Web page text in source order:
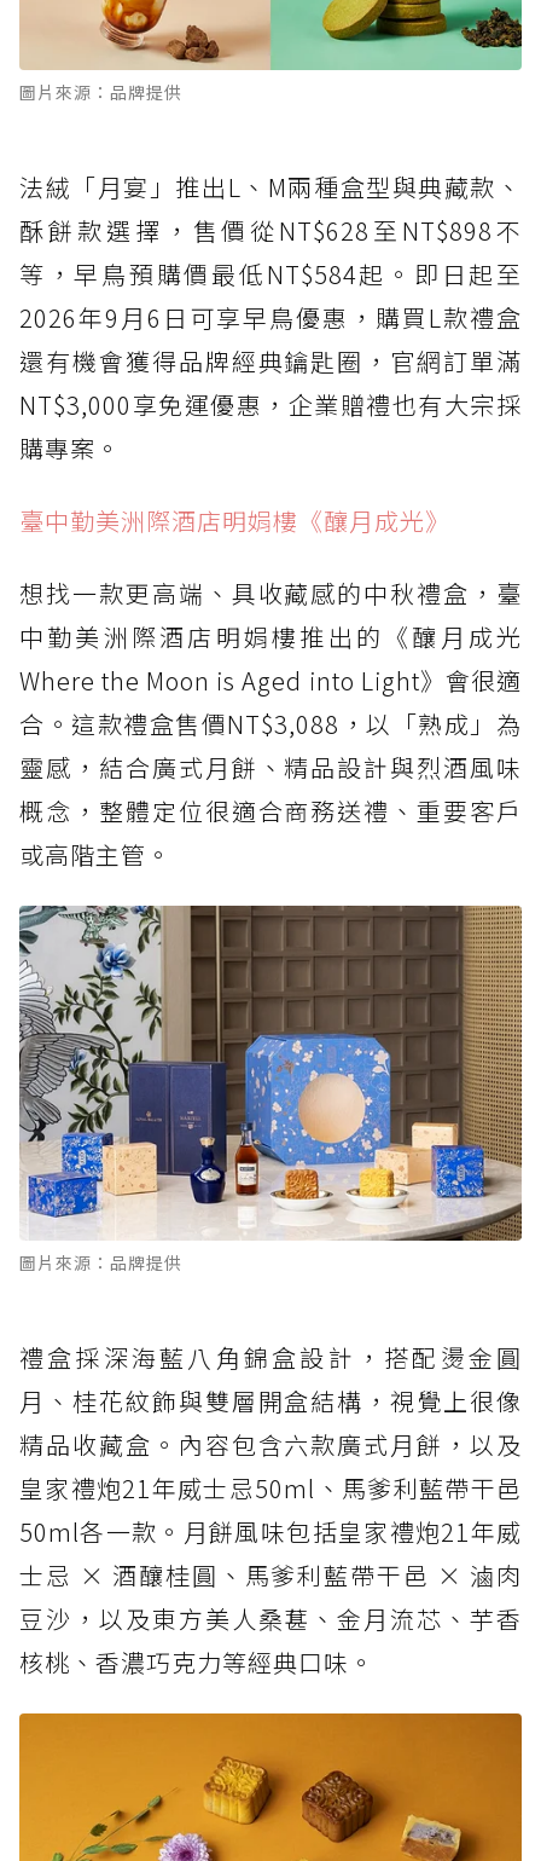
圖片來源：品牌提供
法絨「月宴」推出L、M兩種盒型與典藏款、
酥餅款選擇，售價從NT$628至NT$898不
等，早鳥預購價最低NT$584起。即日起至
2026年9月6日可享早鳥優惠，購買L款禮盒
還有機會獲得品牌經典鑰匙圈，官網訂單滿
NT$3,000享免運優惠，企業贈禮也有大宗採
購專案。
臺中勤美洲際酒店明娟樓《釀月成光》
想找一款更高端、具收藏感的中秋禮盒，臺
中勤美洲際酒店明娟樓推出的《釀月成光
Where the Moon is Aged into Light》會很適
合。這款禮盒售價NT$3,088，以「熟成」為
靈感，結合廣式月餅、精品設計與烈酒風味
概念，整體定位很適合商務送禮、重要客戶
或高階主管。
圖片來源：品牌提供
禮盒採深海藍八角錦盒設計，搭配燙金圓
月、桂花紋飾與雙層開盒結構，視覺上很像
精品收藏盒。內容包含六款廣式月餅，以及
皇家禮炮21年威士忌50ml、馬爹利藍帶干邑
50ml各一款。月餅風味包括皇家禮炮21年威
士忌 × 酒釀桂圓、馬爹利藍帶干邑 × 滷肉
豆沙，以及東方美人桑葚、金月流芯、芋香
核桃、香濃巧克力等經典口味。